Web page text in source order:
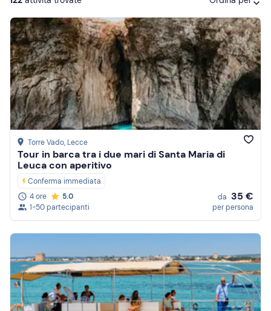
Attività consigliate
Prezzo (crescente)
Prezzo (decrescente)
Recensioni
Torre Vado, Lecce
Tour in barca tra i due mari di Santa Maria di
Leuca con aperitivo
Conferma immediata
4 ore
5.0
1-50 partecipanti
da 35 €
per persona